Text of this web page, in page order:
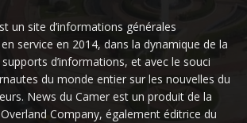
un site d’informations générales
service en 2014, dans la dynamique de la
d’informations, et avec le souci
du monde entier sur les nouvelles du
News du Camer est un produit de la
Company, également éditrice du